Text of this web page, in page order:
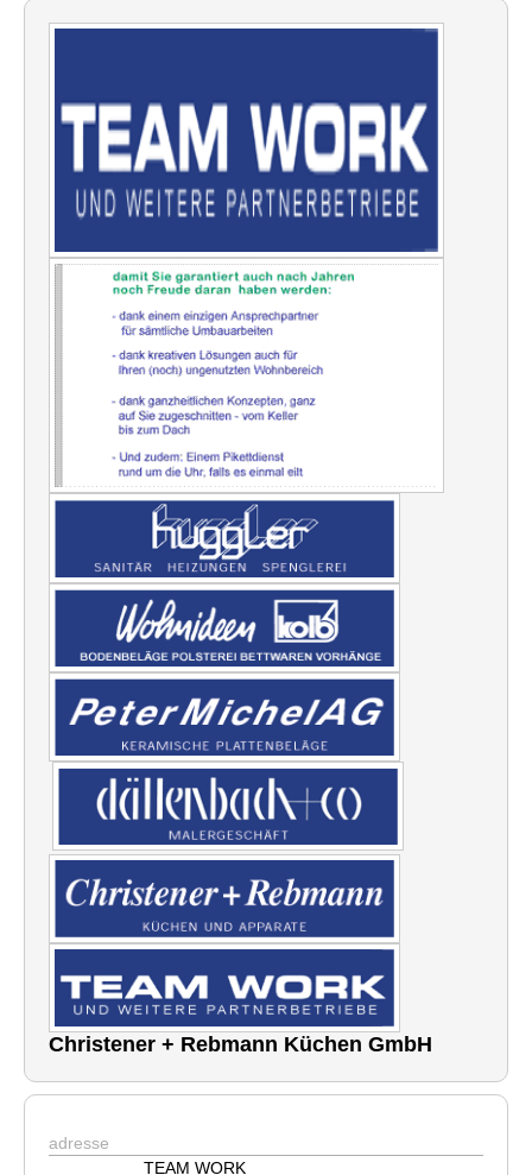
Christener + Rebmann Küchen GmbH
adresse
TEAM WORK